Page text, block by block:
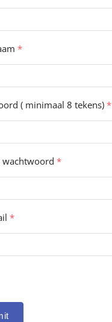
*
( minimaal 8 tekens) *
wachtwoord *
*